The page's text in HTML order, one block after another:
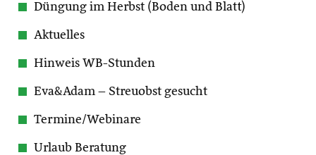
Düngung im Herbst (Boden und Blatt)
Aktuelles
Hinweis WB-Stunden
Eva&Adam – Streuobst gesucht
Termine/Webinare
Urlaub Beratung